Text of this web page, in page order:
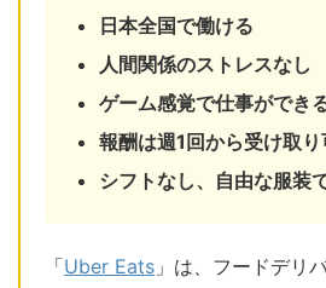
日本全国で働ける
人間関係のストレスなし
ゲーム感覚で仕事ができ
報酬は週1回から受け取り
シフトなし、自由な服装
「Uber Eats 」は、フードデリ